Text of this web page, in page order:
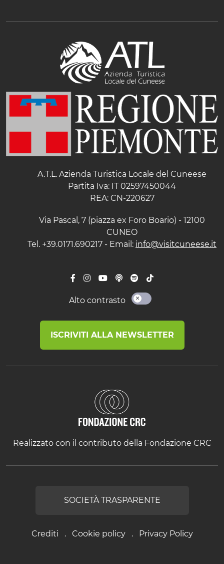
A.T.L. Azienda Turistica Locale del Cuneese
Partita Iva: IT 02597450044
REA: CN-220627
Via Pascal, 7 (piazza ex Foro Boario) - 12100
CUNEO
Tel. +39.0171.690217 - Email: info@visitcuneese.it
Alto contrasto
ISCRIVITI ALLA NEWSLETTER
Realizzato con il contributo della Fondazione CRC
Crediti Cookie policy Privacy Policy
SOCIETÀ TRASPARENTE